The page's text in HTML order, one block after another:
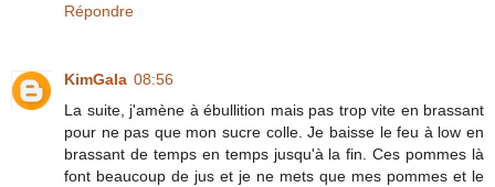
Répondre
KimGala 08:56
La suite, j'amène à ébullition mais pas trop vite en brassant
pour ne pas que mon sucre colle. Je baisse le feu à low en
brassant de temps en temps jusqu'à la fin. Ces pommes là
font beaucoup de jus et je ne mets que mes pommes et le